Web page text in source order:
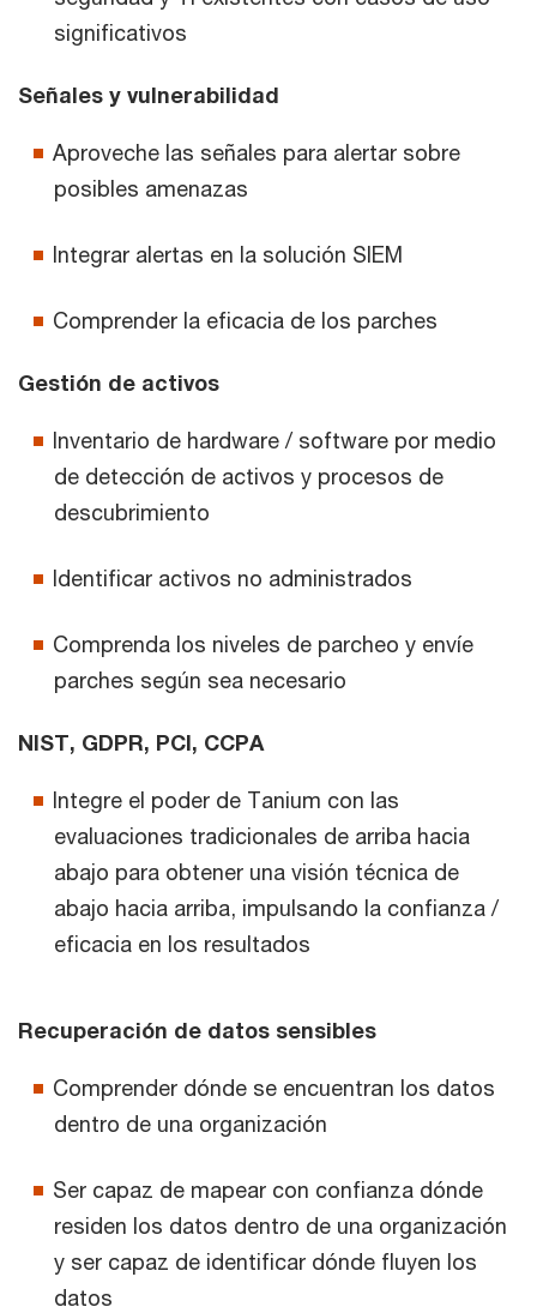
significativos
Señales y vulnerabilidad
Aproveche las señales para alertar sobre
posibles amenazas
Integrar alertas en la solución SIEM
Comprender la eficacia de los parches
Gestión de activos
Inventario de hardware / software por medio
de detección de activos y procesos de
descubrimiento
Identificar activos no administrados
Comprenda los niveles de parcheo y envíe
parches según sea necesario
NIST, GDPR, PCI, CCPA
Integre el poder de Tanium con las
evaluaciones tradicionales de arriba hacia
abajo para obtener una visión técnica de
abajo hacia arriba, impulsando la confianza /
eficacia en los resultados
Recuperación de datos sensibles
Comprender dónde se encuentran los datos
dentro de una organización
Ser capaz de mapear con confianza dónde
residen los datos dentro de una organización
y ser capaz de identificar dónde fluyen los
datos